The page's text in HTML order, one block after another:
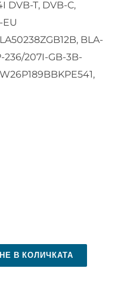
DVB-T, DVB-C,
EU
BLA-
236/207I-GB-3B-
В КОЛИЧКАТА